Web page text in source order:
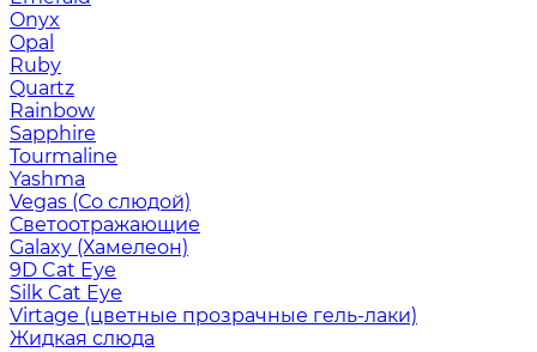
Onyx
Opal
Ruby
Quartz
Rainbow
Sapphire
Tourmaline
Yashma
Vegas (Со слюдой)
Светоотражающие
Galaxy (Хамелеон)
9D Cat Eye
Silk Cat Eye
Virtage (цветные прозрачные гель-лаки)
Жидкая слюда